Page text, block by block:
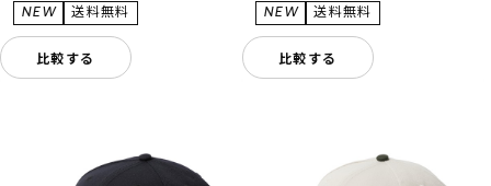
比較する 比較する